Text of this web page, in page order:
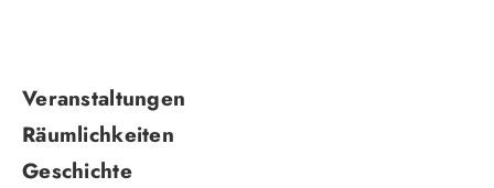
Navigation
überspringen
Veranstaltungen
Räumlichkeiten
Geschichte